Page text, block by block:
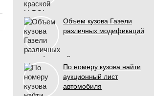
Объем кузова Газели
различных модификаций
По номеру кузова найти
аукционный лист
автомобиля